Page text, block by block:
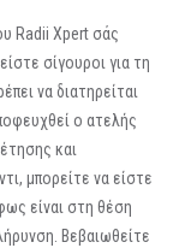
Radii Xpert σάς
σίγουροι για τη
να διατηρείται
ο ατελής
και
μπορείτε να είστε
είναι στη θέση
Βεβαιωθείτε